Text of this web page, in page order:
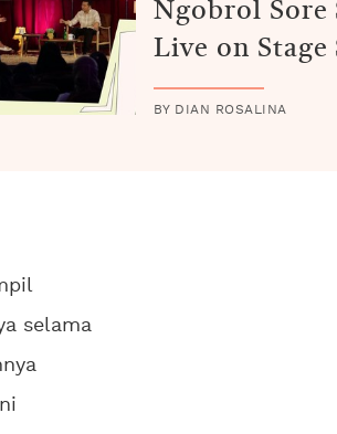
Ngobrol Sore
Live on Stage
dan Malang
BY DIAN ROSALINA
selama